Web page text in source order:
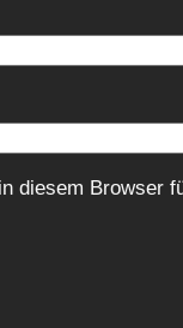
diesem Browser